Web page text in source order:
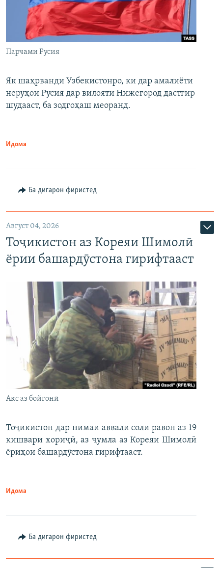
Парчами Русия
Як шаҳрванди Узбекистонро, ки дар амалиёти
нерӯҳои Русия дар вилояти Нижегород дастгир
шудааст, ба зодгоҳаш меоранд.
Идома
Ба дигарон фиристед
Август 04, 2026
Тоҷикистон аз Кореяи Шимолӣ
ёрии башардӯстона гирифтааст
Акс аз бойгонӣ
Тоҷикистон дар нимаи аввали соли равон аз 19
кишвари хориҷӣ, аз ҷумла аз Кореяи Шимолӣ
ёриҳои башардӯстона гирифтааст.
Идома
Ба дигарон фиристед